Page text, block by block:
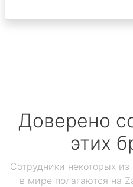
Доверено
этих
Сотрудники некоторых
в мире полагаются на